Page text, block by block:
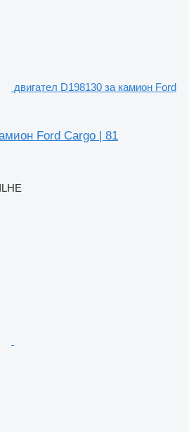
двигател D198130 за камион Ford
Ford Cargo | 81